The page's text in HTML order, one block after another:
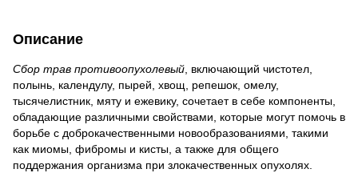
Описание
Сбор трав противоопухолевый , включающий чистотел,
полынь, календулу, пырей, хвощ, репешок, омелу,
тысячелистник, мяту и ежевику, сочетает в себе компоненты,
обладающие различными свойствами, которые могут помочь в
борьбе с доброкачественными новообразованиями, такими
как миомы, фибромы и кисты, а также для общего
поддержания организма при злокачественных опухолях.